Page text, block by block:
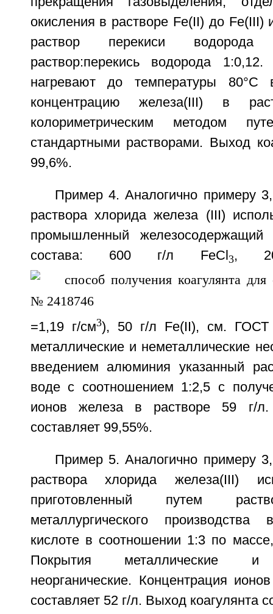
окисления в растворе Fe(II) до Fe(III)
раствор перекиси
раствор:перекись водорода
нагревают до температуры
концентрацию железа(III) в
колориметрическим методом
стандартными растворами. Выход
99,6%.
Пример 4. Аналогично примеру
раствора хлорида железа (III)
промышленный железосодержащий
состава: 600 г/л FeCl 3,
=1,19 г/см3), 50 г/л Fe(II), см. ГОСТ
металлические и неметаллические
введением алюминия указанный
воде с соотношением 1:2,5 с
ионов железа в растворе 59 г/л.
составляет 99,55%.
Пример 5. Аналогично примеру
раствора хлорида железа(III)
приготовленный путем
металлургического производства
кислоте в соотношении 1:3 по
Покрытия металлические и
неорганические. Концентрация
составляет 52 г/л. Выход коагулянта